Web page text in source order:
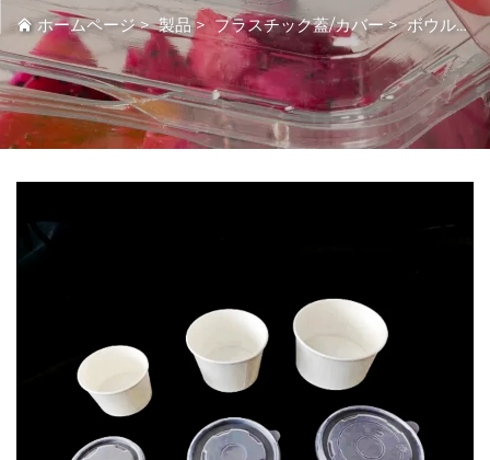
ホームページ>製品>プラスチック蓋/カバー>ボウル用のプラスチック蓋